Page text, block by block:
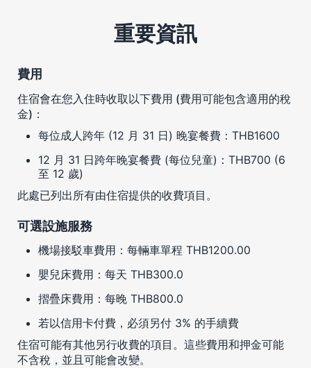
重要資訊
費用
住宿會在您入住時收取以下費用 (費用可能包含適用的稅
金)：
每位成人跨年 (12 月 31 日) 晚宴餐費：THB1600
12 月 31 日跨年晚宴餐費 (每位兒童)：THB700 (6
至 12 歲)
此處已列出所有由住宿提供的收費項目。
可選設施服務
機場接駁車費用：每輛車單程 THB1200.00
嬰兒床費用：每天 THB300.0
摺疊床費用：每晚 THB800.0
若以信用卡付費，必須另付 3% 的手續費
住宿可能有其他另行收費的項目。這些費用和押金可能
不含稅，並且可能會改變。